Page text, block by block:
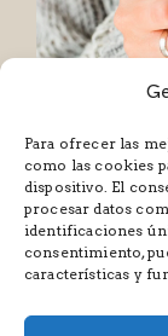
Para ofrecer las
como las cookies
dispositivo. El
procesar datos
identificaciones
consentimiento,
características y